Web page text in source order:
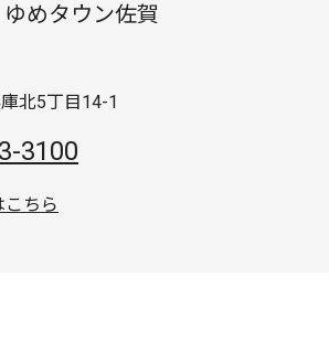
ゆめタウン佐賀
北5丁目14-1
3100
こちら